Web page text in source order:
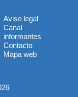
Menú
del
Aviso legal
Canal
informantes
Contacto
Mapa web